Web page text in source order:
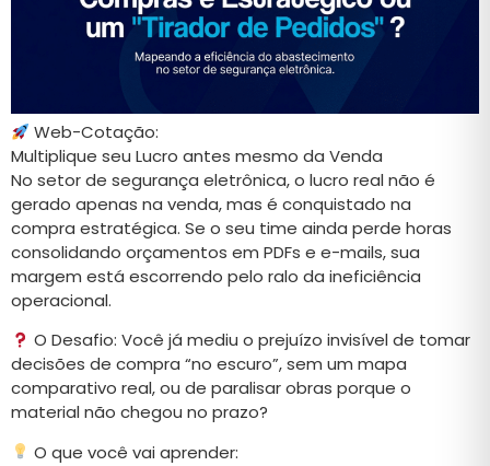
Web-Cotação:
Multiplique seu Lucro antes mesmo da Venda
No setor de segurança eletrônica, o lucro real não é
gerado apenas na venda, mas é conquistado na
compra estratégica. Se o seu time ainda perde horas
consolidando orçamentos em PDFs e e-mails, sua
margem está escorrendo pelo ralo da ineficiência
operacional.
O Desafio: Você já mediu o prejuízo invisível de tomar
decisões de compra “no escuro”, sem um mapa
comparativo real, ou de paralisar obras porque o
material não chegou no prazo?
O que você vai aprender: